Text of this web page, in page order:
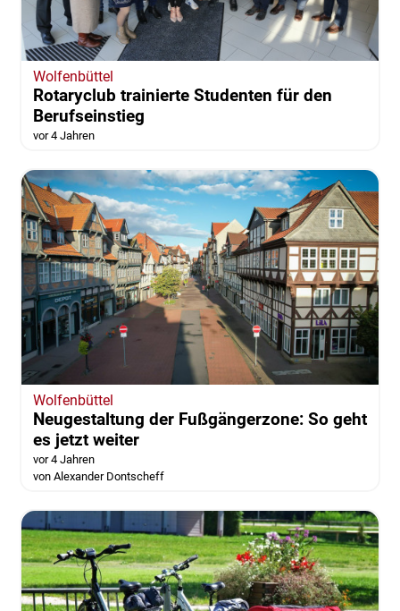
Wolfenbüttel
Rotaryclub trainierte Studenten für den
Berufseinstieg
vor 4 Jahren
Wolfenbüttel
Neugestaltung der Fußgängerzone: So geht
es jetzt weiter
vor 4 Jahren
von Alexander Dontscheff